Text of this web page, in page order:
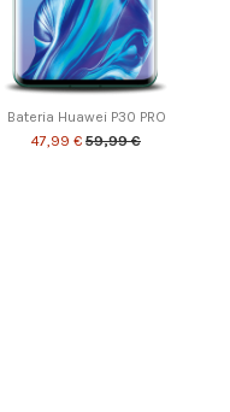
Bateria Huawei P30 PRO
47,99 € 59,99 €